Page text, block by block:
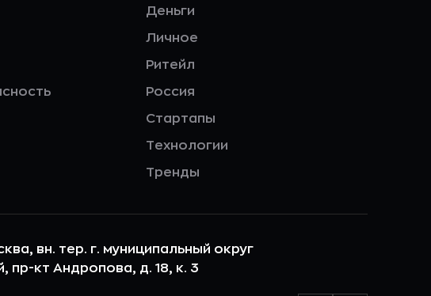
Деньги
Личное
Ритейл
Россия
Стартапы
Технологии
Тренды
вн. тер. г. муниципальный округ
пр-кт Андропова, д. 18, к. 3